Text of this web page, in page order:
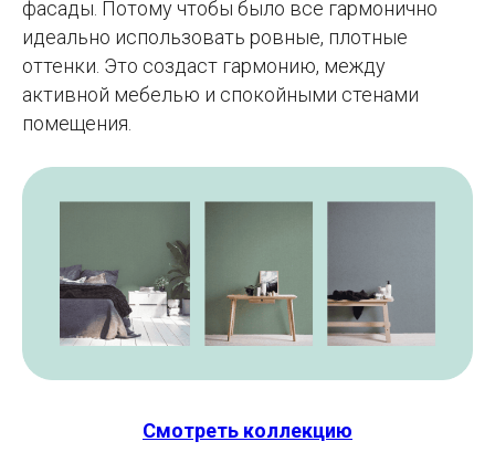
фасады. Потому чтобы было все гармонично
идеально использовать ровные, плотные
оттенки. Это создаст гармонию, между
активной мебелью и спокойными стенами
помещения.
Смотреть коллекцию